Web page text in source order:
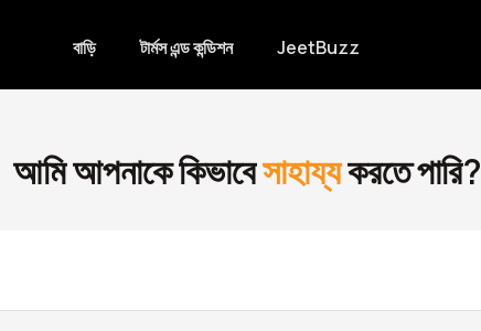
বাড়ি টার্মস এন্ড কন্ডিশন JeetBuzz
আমি আপনাকে কিভাবেসাহায্যকরতে পারি?